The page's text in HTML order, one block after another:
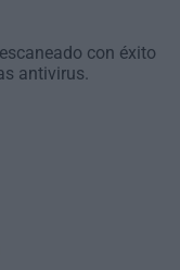
con éxito
antivirus.